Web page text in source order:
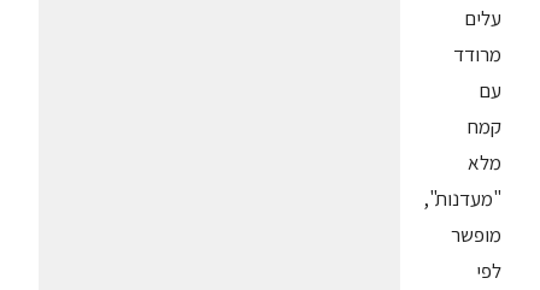
עלים
מרודד
עם
קמח
מלא
"מעדנות",
מופשר
לפי